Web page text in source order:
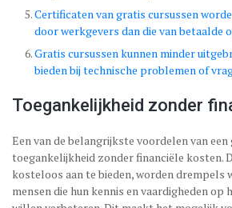
Certificaten van gratis cursussen
door werkgevers dan die van betaalde
Gratis cursussen kunnen minder
bieden bij technische problemen of
Toegankelijkheid zonder
Een van de belangrijkste voordelen van
toegankelijkheid zonder financiële kosten.
kosteloos aan te bieden, worden drempels
mensen die hun kennis en vaardigheden op